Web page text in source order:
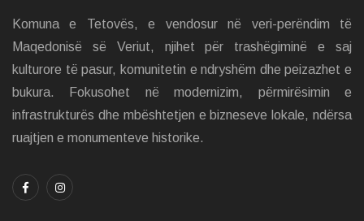
Komuna e Tetovës, e vendosur në veri-perëndim të
Maqedonisë së Veriut, njihet për trashëgiminë e saj
kulturore të pasur, komunitetin e ndryshëm dhe peizazhet e
bukura. Fokusohet në modernizim, përmirësimin e
infrastrukturës dhe mbështetjen e bizneseve lokale, ndërsa
ruajtjen e monumenteve historike.